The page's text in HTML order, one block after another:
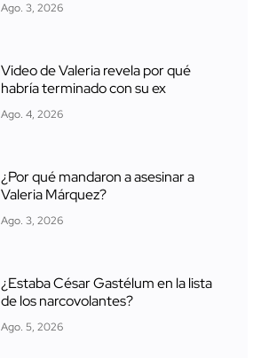
Ago. 3, 2026
Video de Valeria revela por qué
habría terminado con su ex
Ago. 4, 2026
¿Por qué mandaron a asesinar a
Valeria Márquez?
Ago. 3, 2026
¿Estaba César Gastélum en la lista
de los narcovolantes?
Ago. 5, 2026